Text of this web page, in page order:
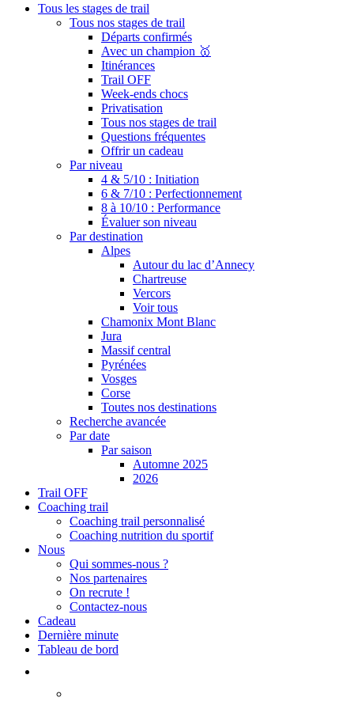
Tous les stages de trail
Tous nos stages de trail
Départs confirmés
Avec un champion 🥇
Itinérances
Trail OFF
Week-ends chocs
Privatisation
Tous nos stages de trail
Questions fréquentes
Offrir un cadeau
Par niveau
4 & 5/10 : Initiation
6 & 7/10 : Perfectionnement
8 à 10/10 : Performance
Évaluer son niveau
Par destination
Alpes
Autour du lac d’Annecy
Chartreuse
Vercors
Voir tous
Chamonix Mont Blanc
Jura
Massif central
Pyrénées
Vosges
Corse
Toutes nos destinations
Recherche avancée
Par date
Par saison
Automne 2025
2026
Trail OFF
Coaching trail
Coaching trail personnalisé
Coaching nutrition du sportif
Nous
Qui sommes-nous ?
Nos partenaires
On recrute !
Contactez-nous
Cadeau
Dernière minute
Tableau de bord